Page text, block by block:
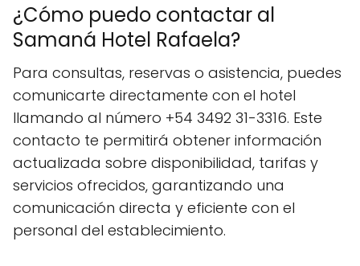
¿Cómo puedo contactar al
Samaná Hotel Rafaela?
Para consultas, reservas o asistencia, puedes
comunicarte directamente con el hotel
llamando al número +54 3492 31-3316. Este
contacto te permitirá obtener información
actualizada sobre disponibilidad, tarifas y
servicios ofrecidos, garantizando una
comunicación directa y eficiente con el
personal del establecimiento.